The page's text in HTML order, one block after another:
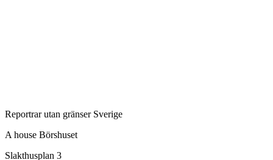
Reportrar utan gränser Sverige
A house Börshuset
Slakthusplan 3